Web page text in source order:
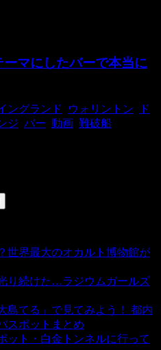
ーマにしたバーで本当に
ングランド ウォリントン
ド
ジ バー 動画 難破船
世界最大のオカルト博物館が
り続けた…ラジウムガールズ
島てる」で見てみよう！ 都内
スポットまとめ
ット・白金トンネルに行って